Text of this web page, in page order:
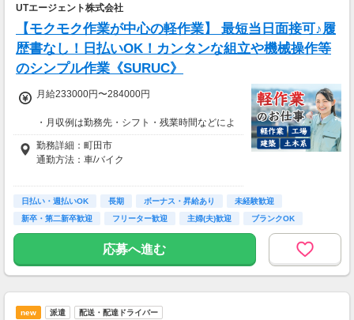
＊前払い制度あり（稼働分のみ）
【日収例】
売上2万1600円（1個160円×135個）×90％=約
1万9000円
売上65万2800円(1個160円×170個×24日)×90％
※上記は一例です。
UTエージェント株式会社
【モクモク作業が中心の軽作業】 最短当日面接可♪履
歴書なし！日払いOK！カンタンな組立や機械操作等
のシンプル作業《SURUC》
月給233000円〜284000円
・月収例は勤務先・シフト・残業時間などによ
り変動します
・各種手当あり（残業手当、休出手当、深夜勤
務がある場合は深夜手当 など）
■日払い制度（新制度）※規定あり
・最短5分で働いた分の給与を口座受取可能
・スマホからカンタン申請
・1,000円単位で利用可能
■交通費 上限30,000円まで支給 ※会社規定有
り
勤務詳細：町田市
通勤方法：車/バイク
※構内の（無料）駐車場利用OK
※募集の勤務地は面接地の一例です。
ご希望の地域や条件などを伺いながらあなた
に合ったお仕事をご紹介します！
日払い・週払いOK 長期 ボーナス・昇給あり
未経験歓迎
新卒・第二新卒歓迎
フリーター歓迎 主婦(夫)歓迎
ブランクOK
学歴不問
応募へ進む
new 派遣 配送・配達ドライバー